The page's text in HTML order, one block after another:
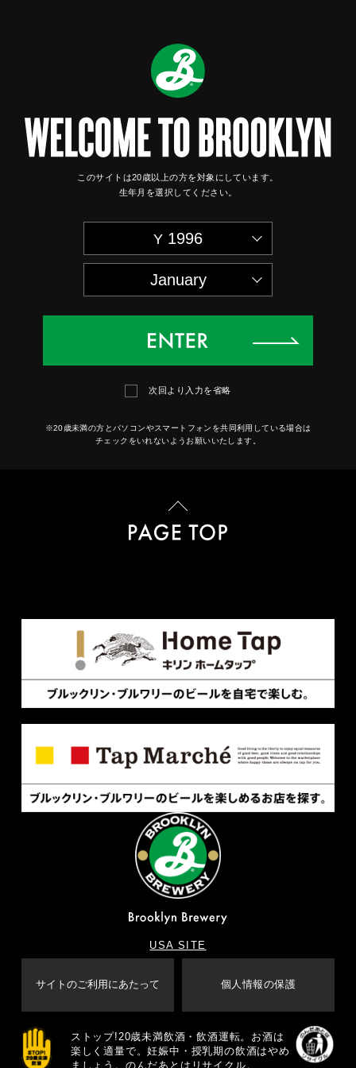
このサイトは20歳以上の方を対象にしています。
生年月を選択してください。
1996
January
次回より入力を省略
※20歳未満の方とパソコンやスマートフォンを共同利用している場合は
チェックをいれないようお願いいたします。
サイトのご利用にあたって 個人情報の保護
USA SITE
ストップ!20歳未満飲酒・飲酒運転。お酒は
楽しく適量で。妊娠中・授乳期の飲酒はやめ
ましょう。のんだあとはリサイクル。